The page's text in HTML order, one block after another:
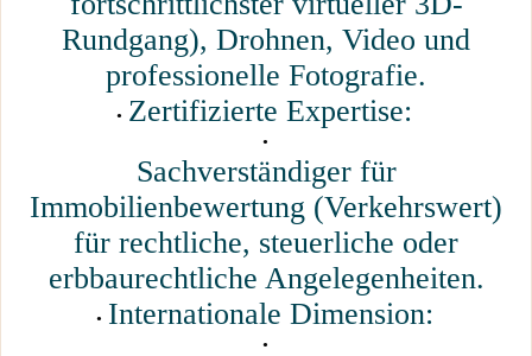
Rundgang), Drohnen, Video und
professionelle Fotografie.
Zertifizierte Expertise:
Sachverständiger für
Immobilienbewertung (Verkehrswert)
für rechtliche, steuerliche oder
erbbaurechtliche Angelegenheiten.
Internationale Dimension: